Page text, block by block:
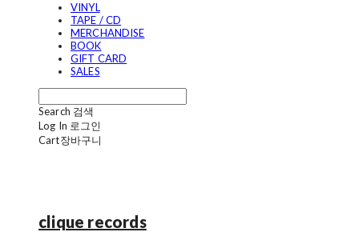
VINYL
TAPE / CD
MERCHANDISE
BOOK
GIFT CARD
SALES
Search 검색
Log In 로그인
Cart장바구니
clique records